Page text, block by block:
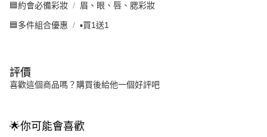
🟦約會必備彩妝 眉、眼、唇、腮彩妝
🟦多件組合優惠 ▪️買1送1
評價
喜歡這個商品嗎？購買後給他一個好評吧
🌟你可能會喜歡